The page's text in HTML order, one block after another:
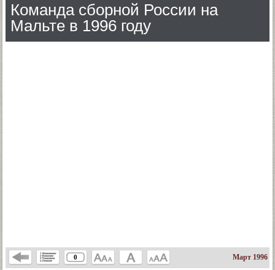
Команда сборной России на
Мальте в 1996 году
0 Март 1996